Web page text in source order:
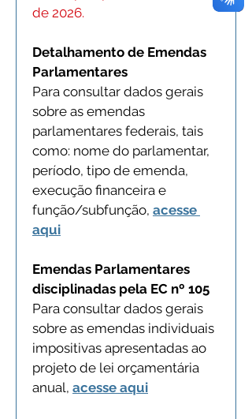
de 2026.
Detalhamento de Emendas
Parlamentares
Para consultar dados gerais
sobre as emendas
parlamentares federais, tais
como: nome do parlamentar,
período, tipo de emenda,
execução financeira e
função/subfunção, acesse
aqui
Emendas Parlamentares
disciplinadas pela EC nº 105
Para consultar dados gerais
sobre as emendas individuais
impositivas apresentadas ao
projeto de lei orçamentária
anual, acesse aqui